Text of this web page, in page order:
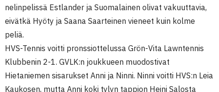
nelinpelissä Estlander ja Suomalainen olivat vakuuttavia,
eivätkä Hyöty ja Saana Saarteinen vieneet kuin kolme
peliä.
HVS-Tennis voitti pronssiottelussa Grön-Vita Lawntennis
Klubbenin 2-1. GVLK:n joukkueen muodostivat
Hietaniemen sisarukset Anni ja Ninni. Ninni voitti HVS:n Leia
Kaukosen, mutta Anni koki tylyn tappion Heini Salosta